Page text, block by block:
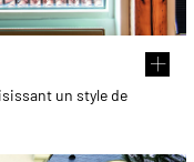
un style de